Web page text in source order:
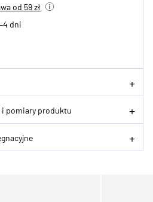
od 59 zł
dni
i pomiary produktu